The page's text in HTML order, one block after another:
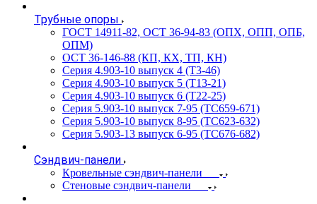
Трубные опоры
ГОСТ 14911-82, ОСТ 36-94-83 (ОПХ, ОПП, ОПБ,
ОПМ)
ОСТ 36-146-88 (КП, КХ, ТП, КН)
Серия 4.903-10 выпуск 4 (Т3-46)
Серия 4.903-10 выпуск 5 (Т13-21)
Серия 4.903-10 выпуск 6 (Т22-25)
Серия 5.903-10 выпуск 7-95 (ТС659-671)
Серия 5.903-10 выпуск 8-95 (ТС623-632)
Серия 5.903-13 выпуск 6-95 (ТС676-682)
Сэндвич-панели
Кровельные сэндвич-панели
Стеновые сэндвич-панели